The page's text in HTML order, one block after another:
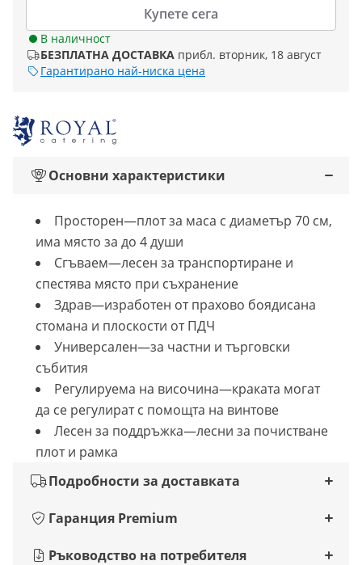
Купете сега
В наличност
БЕЗПЛАТНА ДОСТАВКА прибл. вторник, 18 август
Гарантирано най-ниска цена
Основни характеристики
Просторен—плот за маса с диаметър 70 см,
има място за до 4 души
Сгъваем—лесен за транспортиране и
спестява място при съхранение
Здрав—изработен от прахово боядисана
стомана и плоскости от ПДЧ
Универсален—за частни и търговски
събития
Регулируема на височина—краката могат
да се регулират с помощта на винтове
Лесен за поддръжка—лесни за почистване
плот и рамка
Подробности за доставката
Гаранция Premium
Ръководство на потребителя